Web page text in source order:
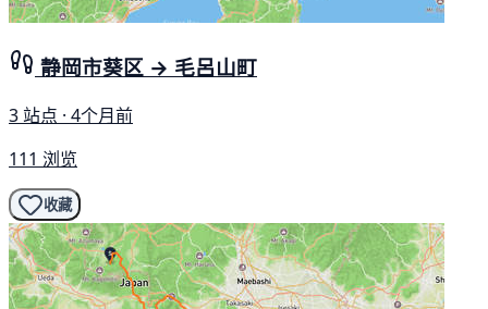
静岡市葵区 → 毛呂山町
3 站点 · 4个月前
111 浏览
收藏